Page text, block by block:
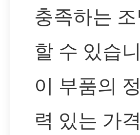
충족하는
할 수 있습
이 부품의
력 있는 가